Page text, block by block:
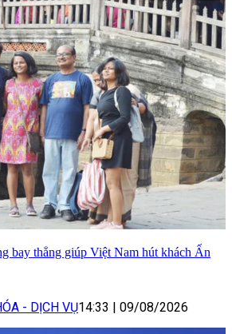
bay thẳng giúp Việt Nam hút khách Ấn
- DỊCH VỤ14:33 09/08/2026